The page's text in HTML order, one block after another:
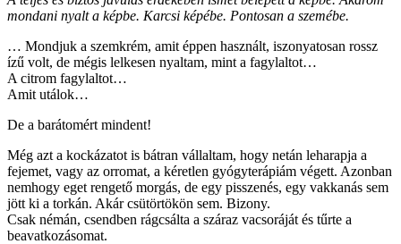
mondani nyalt a képbe. Karcsi képébe. Pontosan a szemébe.
… Mondjuk a szemkrém, amit éppen használt, iszonyatosan rossz
ízű volt, de mégis lelkesen nyaltam, mint a fagylaltot…
A citrom fagylaltot…
Amit utálok…
De a barátomért mindent!
Még azt a kockázatot is bátran vállaltam, hogy netán leharapja a
fejemet, vagy az orromat, a kéretlen gyógyterápiám végett. Azonban
nemhogy eget rengető morgás, de egy pisszenés, egy vakkanás sem
jött ki a torkán. Akár csütörtökön sem. Bizony.
Csak némán, csendben rágcsálta a száraz vacsoráját és tűrte a
beavatkozásomat.